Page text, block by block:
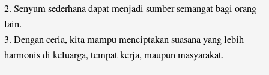
2. Senyum sederhana dapat menjadi sumber semangat bagi orang
lain.
3. Dengan ceria, kita mampu menciptakan suasana yang lebih
harmonis di keluarga, tempat kerja, maupun masyarakat.